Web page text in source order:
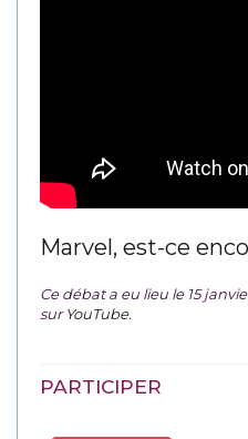
Marvel, est-ce
Ce débat a eu lieu le 15
surYouTube.
PARTICIPER